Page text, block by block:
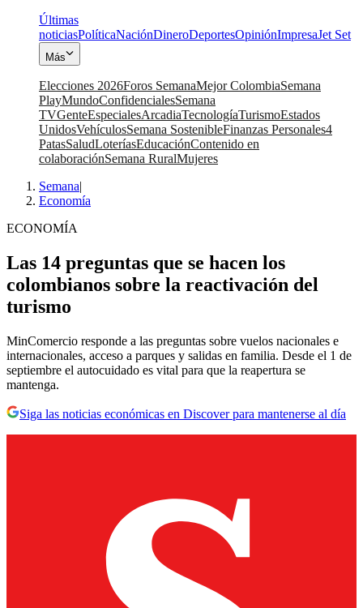
Últimas
noticiasPolíticaNaciónDineroDeportesOpiniónImpresaJet Set
Más
Elecciones 2026Foros SemanaMejor ColombiaSemana
PlayMundoConfidencialesSemana
TVGenteEspecialesArcadiaTecnologíaTurismoEstados
UnidosVehículosSemana SostenibleFinanzas Personales4
PatasSaludLoteríasEducaciónContenido en
colaboraciónSemana RuralMujeres
Semana|
Economía
ECONOMÍA
Las 14 preguntas que se hacen los
colombianos sobre la reactivación del
turismo
MinComercio responde a las preguntas sobre vuelos nacionales e
internacionales, acceso a parques y salidas en familia. Desde el 1 de
septiembre el autocuidado es vital para que la reapertura se
mantenga.
Siga las noticias económicas en Discover para mantenerse al día